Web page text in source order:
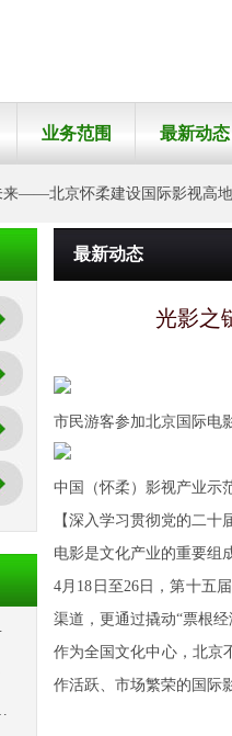
业务范围 最新动态
怀柔建设国际影视高地的创新
代科技
高地的创新密码
最新动态
光影之
市民游客参加北京国际电
中国（怀柔）影视产业示
【深入学习贯彻党的二十
电影是文化产业的重要组
4月18日至26日，第十五
渠道，更通过撬动“票根经
作为全国文化中心，北京
作活跃、市场繁荣的国际